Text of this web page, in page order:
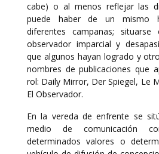
cabe) o al menos reflejar las
puede haber de un mismo
diferentes campanas;
observador imparcial y
que algunos hayan logrado y
nombres de publicaciones que
rol: Daily Mirror, Der Spiegel, Le
El Observador.
En la vereda de enfrente se
medio de comunicación
determinados valores o